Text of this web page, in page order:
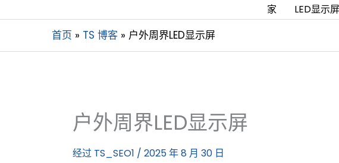
家 LED显示屏
首页 TS 博客 户外周界LED显示屏
户外周界LED显示屏
经过 TS_SEO1 / 2025 年 8 月 30 日